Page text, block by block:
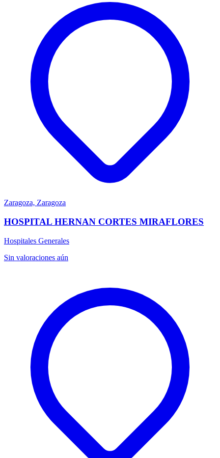
Zaragoza, Zaragoza
HOSPITAL HERNAN CORTES MIRAFLORES
Hospitales Generales
Sin valoraciones aún